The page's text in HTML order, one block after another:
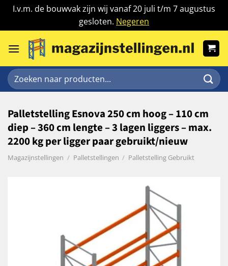
I.v.m. de bouwvak zijn wij vanaf 20 juli t/m 7 augustus
gesloten. Negeren
naar
Zoeken
naar:
Palletstelling Esnova 250 cm hoog – 110 cm
diep – 360 cm lengte – 3 lagen liggers – max.
2200 kg per ligger paar gebruikt/nieuw
Magazijnstellingen / Palletstellingen / Palletstelling Gebruikt